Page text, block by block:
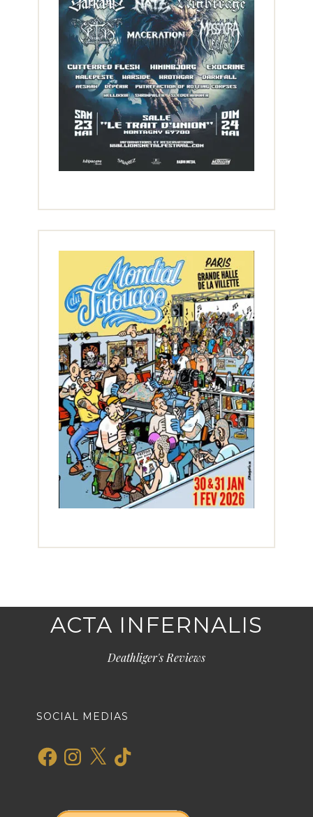
ACTA INFERNALIS
Deathliger's Reviews
SOCIAL MEDIAS
FacebookInstagram
X TikTok